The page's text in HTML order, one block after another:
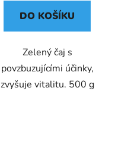
DO KOŠÍKU
Zelený čaj s
povzbuzujícími účinky,
zvyšuje vitalitu. 500 g